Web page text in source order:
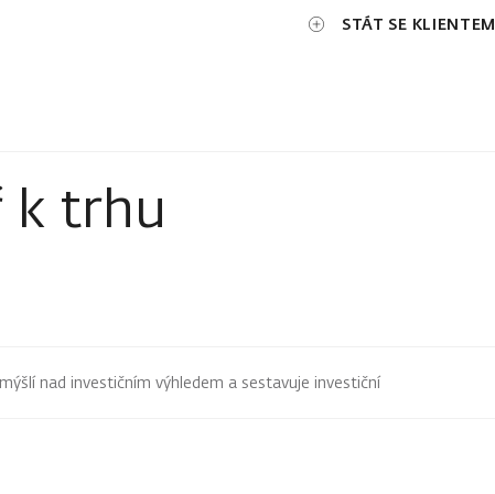
STÁT SE KLIENTEM
k trhu
nad investičním výhledem a sestavuje investiční